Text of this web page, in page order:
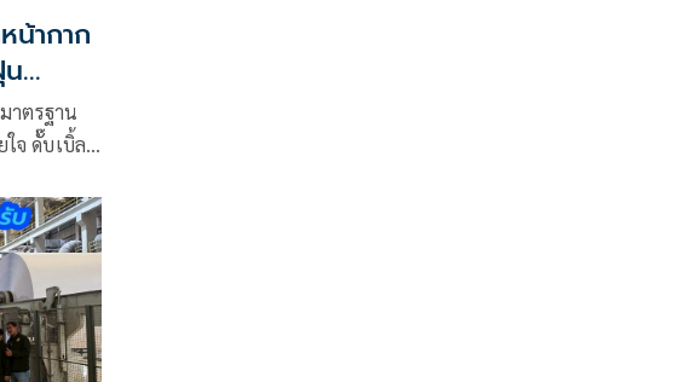
น้ากาก
าตรฐาน
จ ดั๊บเบิ้ล
A Care
ายใต้
” เพื่อ
ใส่ใจเป็น